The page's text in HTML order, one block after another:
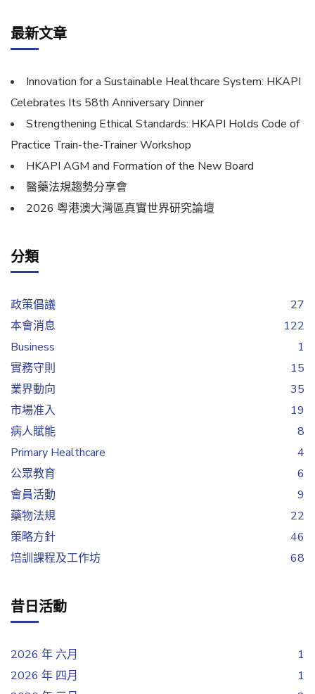
最新文章
Innovation for a Sustainable Healthcare System: HKAPI
Celebrates Its 58th Anniversary Dinner
Strengthening Ethical Standards: HKAPI Holds Code of
Practice Train-the-Trainer Workshop
HKAPI AGM and Formation of the New Board
醫藥法規趨勢分享會
2026 粵港澳大灣區真實世界研究論壇
分類
政策倡議
27
本會消息
122
Business
1
實務守則
15
業界動向
35
市場准入
19
病人賦能
8
Primary Healthcare
4
公眾教育
6
會員活動
9
藥物法規
22
策略方針
46
培訓課程及工作坊
68
昔日活動
2026 年 六月
1
2026 年 四月
1